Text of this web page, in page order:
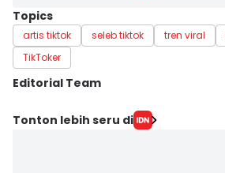
Topics
artis tiktok seleb tiktok tren viral
TikToker
Editorial Team
Editor
Tonton lebih seru di